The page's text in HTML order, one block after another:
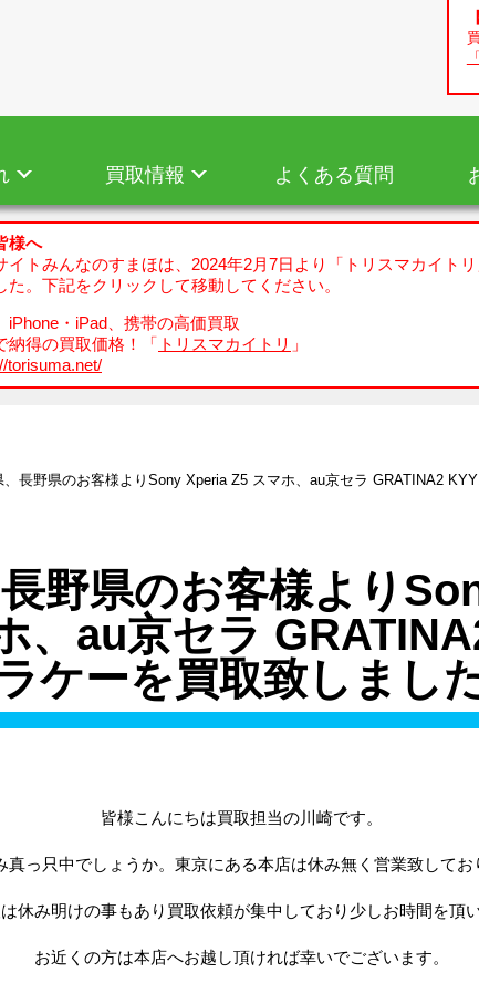
買取情報 よくある質問
様へ
イトみんなのすまほは、2024年2月7日より「トリスマカイトリ
た。下記をクリックして移動してください。
iPhone・iPad、携帯の高価買取
納得の買取価格！「 トリスマカイトリ 」
torisuma.net/
長野県のお客様よりSony Xperia Z5 スマホ、au京セラ GRATINA2
野県のお客様より
、au京セラ
ケーを買取致しました
皆様こんにちは買取担当の川崎です。
真っ只中でしょうか。東京にある本店は休み無く営業致してお
休み明けの事もあり買取依頼が集中しており少しお時間を頂
お近くの方は本店へお越し頂ければ幸いでございます。